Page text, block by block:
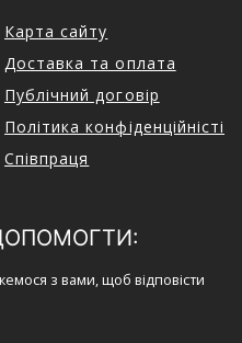
Карта сайту
Доставка та оплата
Публічний договір
Політика конфіденційністі
Співпраця
з вами, щоб відповісти